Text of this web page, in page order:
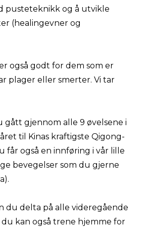
pusteteknikk og å utvikle
(healingevner og
også godt for dem som er
plager eller smerter. Vi tar
gått gjennom alle 9 øvelsene i
til Kinas kraftigste Qigong-
får også en innføring i vår lille
bevegelser som du gjerne
du delta på alle videregående
du kan også trene hjemme for